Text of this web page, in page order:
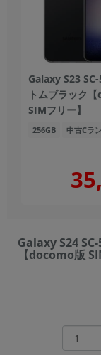
Galaxy S23
トムブラック
SIMフリー】
256GB 中古Cラ
Galaxy S24
【docomo版